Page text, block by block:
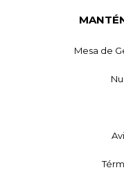
Mesa de